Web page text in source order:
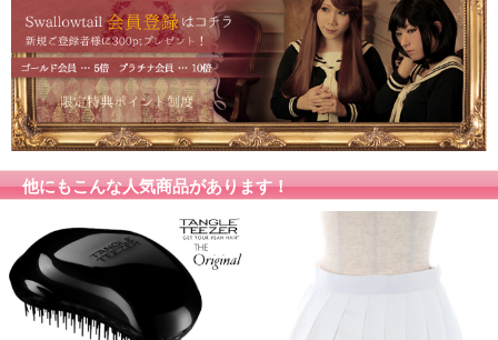
色味が異なる等のクレーム、返品交換等はお受けでき
ません。予めご了承お願いします。
他にもこんな人気商品があります！